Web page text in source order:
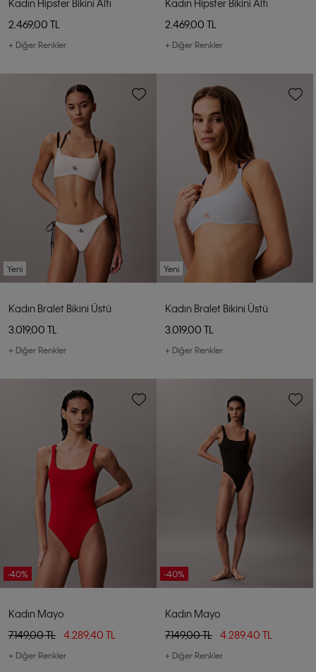
Kadın Hipster Bikini Altı
2.469,00 TL
+ Diğer Renkler
Kadın Hipster Bikini Altı
2.469,00 TL
+ Diğer Renkler
Yeni
Kadın Bralet Bikini Üstü
3.019,00 TL
+ Diğer Renkler
Yeni
Kadın Bralet Bikini Üstü
3.019,00 TL
+ Diğer Renkler
-40%
Kadın Mayo
7.149,00 TL
4.289,40 TL
+ Diğer Renkler
-40%
Kadın Mayo
7.149,00 TL
4.289,40 TL
+ Diğer Renkler